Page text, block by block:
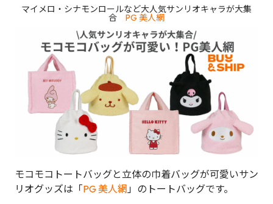
マイメロ・シナモンロールなど大人気サンリオキャラが大集
合 PG 美人網
モコモコトートバッグと立体の巾着バッグが可愛いサン
リオグッズは「PG 美人網 」のトートバッグです。